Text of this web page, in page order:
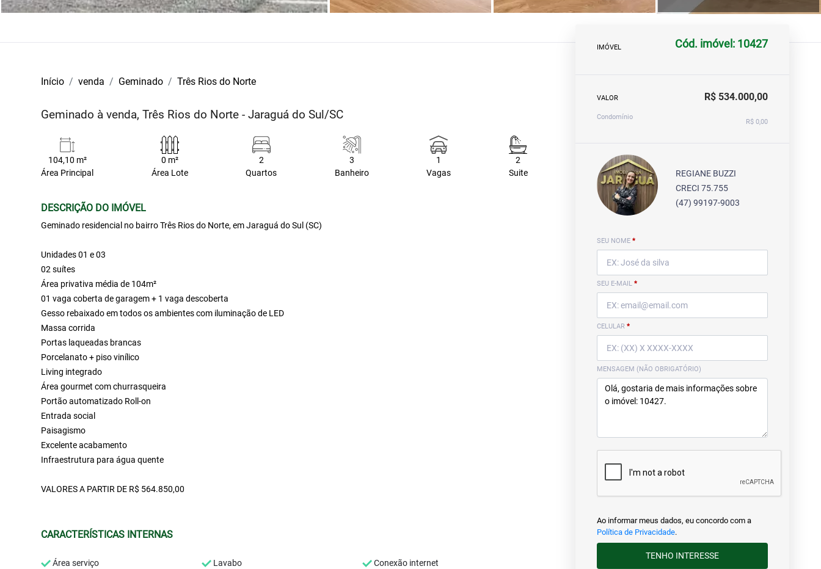
Início venda Geminado Três Rios do Norte
Geminado à venda, Três Rios do Norte - Jaraguá do Sul/SC
104,10 m²
Área Principal
0 m²
Área Lote
2
Quartos
3
Banheiro
1
Vagas
2
Suite
DESCRIÇÃO DO IMÓVEL
Geminado residencial no bairro Três Rios do Norte, em Jaraguá do Sul (SC)
Unidades 01 e 03
02 suítes
Área privativa média de 104m²
01 vaga coberta de garagem + 1 vaga descoberta
Gesso rebaixado em todos os ambientes com iluminação de LED
Massa corrida
Portas laqueadas brancas
Porcelanato + piso vinílico
Living integrado
Área gourmet com churrasqueira
Portão automatizado Roll-on
Entrada social
Paisagismo
Excelente acabamento
Infraestrutura para água quente
VALORES A PARTIR DE R$ 564.850,00
CARACTERÍSTICAS INTERNAS
Área serviço Lavabo Conexão internet
IMÓVEL Cód. imóvel: 10427
VALOR R$ 534.000,00
Condomínio
R$ 0,00
REGIANE BUZZI
CRECI 75.755
(47) 99197-9003
SEU NOME *
SEU E-MAIL *
CELULAR *
MENSAGEM (NÃO OBRIGATÓRIO)
Ao informar meus dados, eu concordo com a
Política de Privacidade.
TENHO INTERESSE